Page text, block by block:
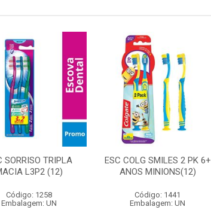
SORRISO TRIPLA
L3P2 (12)
Código: 1258
Embalagem: UN
ESC COLG SMILES 2 PK 6+
ANOS MINIONS(12)
Código: 1441
Embalagem: UN